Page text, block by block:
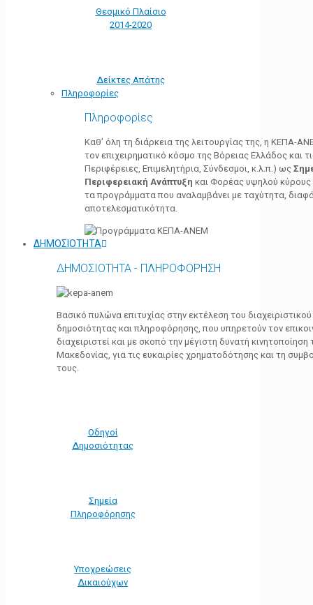
Θεσμικό Πλαίσιο
2014-2020
Δείκτες Απάτης
Πληροφορίες
Πληροφορίες
Καθ’ όλη τη διάρκεια της λειτουργίας της, η ΚΕΠΑ-
τον επιχειρηματικό κόσμο της Βόρειας Ελλάδος και
Περιφέρειες, Επιμελητήρια, Σύνδεσμοι, κ.λ.π.) ως
Περιφερειακή Ανάπτυξη και Φορέας υψηλού κύρους
τα προγράμματα που αναλαμβάνει με ταχύτητα,
αποτελεσματικότητα.
ΔΗΜΟΣΙΟΤΗΤΑ
ΔΗΜΟΣΙΟΤΗΤΑ - ΠΛΗΡΟΦΟΡΗΣΗ
Βασικό πυλώνα επιτυχίας στην εκτέλεση του
δημοσιότητας και πληροφόρησης, που υπηρετούν τον
διαχειριστεί και με σκοπό την μέγιστη δυνατή
Μακεδονίας, για τις ευκαιρίες χρηματοδότησης και τη
τους.
Οδηγοί
Δημοσιότητας
Σημεία
Πληροφόρησης
Υποχρεώσεις
Δικαιούχων